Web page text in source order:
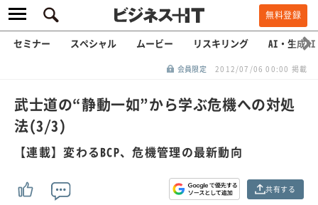
無料登録
セミナー スペシャル ムービー リスキリング AI・生成AI
会員限定 2012/07/06 00:00 掲載
武士道の“静動一如”から学ぶ危機への対処
法(3/3)
【連載】変わるBCP、危機管理の最新動向
共有する